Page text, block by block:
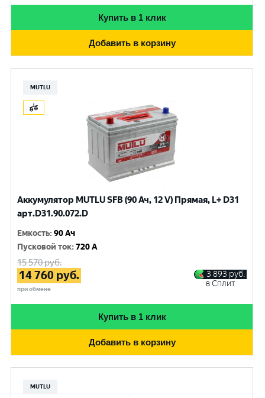
Купить в 1 клик
Добавить в корзину
MUTLU
Аккумулятор MUTLU SFB (90 Ач, 12 V) Прямая, L+ D31
арт.D31.90.072.D
Емкость:90 Ач
Пусковой ток:720 A
15 570руб.
14 760 руб.
при обмене
3 893 руб.
в Сплит
Купить в 1 клик
Добавить в корзину
MUTLU